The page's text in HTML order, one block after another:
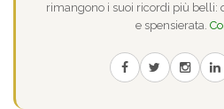
rimangono i suoi ricordi più belli:
e spensierata.